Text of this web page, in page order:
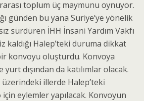
toplum üç maymunu oynuyor.
günden bu yana Suriye’ye yönelik
sürdüren İHH İnsani Yardım Vakfı
kaldığı Halep’teki duruma dikkat
konvoyu oluşturdu. Konvoya
yurt dışından da katılımlar olacak.
illerde Halep’teki
için eylemler yapılacak. Konvoyun